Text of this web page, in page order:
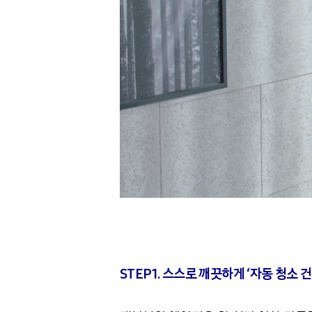
STEP1. 스스로 깨끗하게 ‘자동 청소 건